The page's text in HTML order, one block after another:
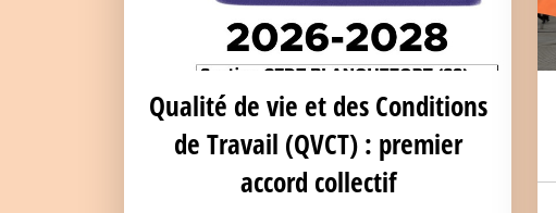
Qualité de vie et des Conditions
de Travail (QVCT) : premier
accord collectif